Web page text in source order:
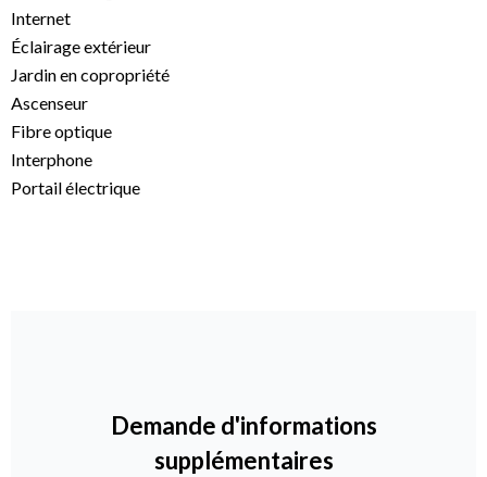
Internet
Éclairage extérieur
Jardin en copropriété
Ascenseur
Fibre optique
Interphone
Portail électrique
Demande d'informations
supplémentaires